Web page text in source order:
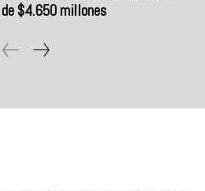
$4.650 millones